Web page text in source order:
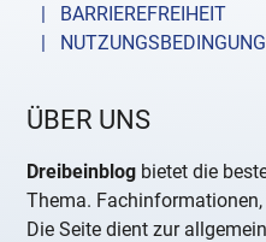
| BARRIEREFREIHEIT
|
ÜBER UNS
Dreibeinblog bietet die
Thema.
Die Seite dient zur